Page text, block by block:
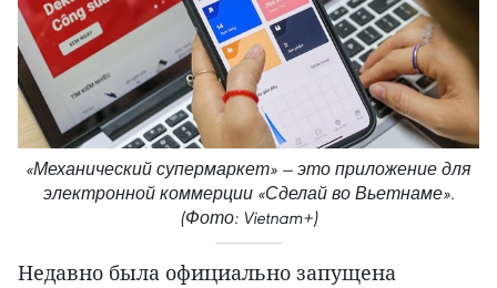
«Механический супермаркет» — это приложение для
электронной коммерции «Сделай во Вьетнаме».
(Фото: Vietnam+)
Недавно была официально запущена